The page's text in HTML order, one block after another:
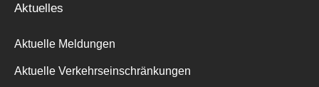
Aktuelles
Aktuelle Meldungen
Aktuelle Verkehrseinschränkungen